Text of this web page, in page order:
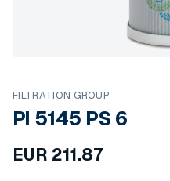
FILTRATION GROUP
PI 5145 PS 6
EUR 211.87